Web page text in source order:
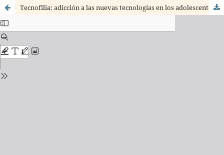
Tecnofilia: adicción a las nuevas tecnologías en los adolescentes